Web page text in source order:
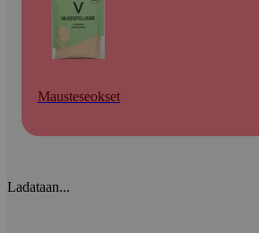
Mausteseokset
Ladataan...